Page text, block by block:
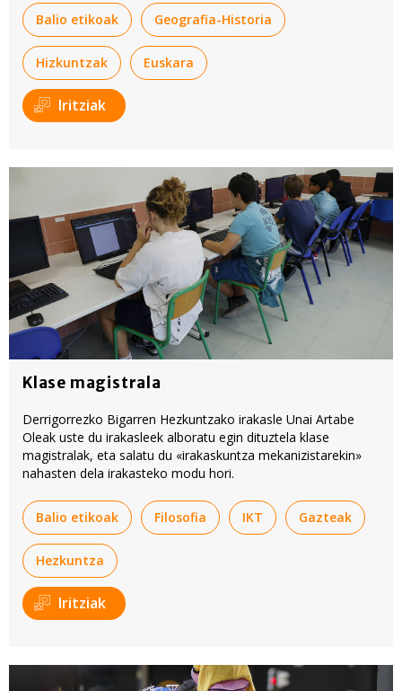
Balio etikoak
Geografia-Historia
Hizkuntzak Euskara
Iritziak
Klase magistrala
Derrigorrezko Bigarren Hezkuntzako irakasle Unai Artabe
Oleak uste du irakasleek alboratu egin dituztela klase
magistralak, eta salatu du «irakaskuntza mekanizistarekin»
nahasten dela irakasteko modu hori.
Balio etikoak Filosofia IKT Gazteak
Hezkuntza
Iritziak